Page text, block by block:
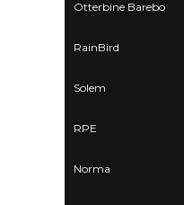
Otterbine Barebo
RainBird
Solem
RPE
Norma